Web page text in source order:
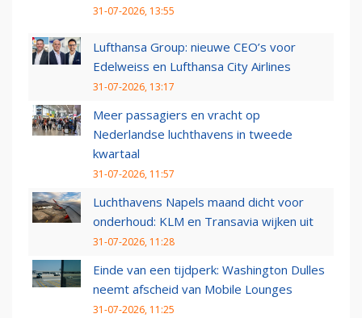
31-07-2026, 13:55
Lufthansa Group: nieuwe CEO’s voor
Edelweiss en Lufthansa City Airlines
31-07-2026, 13:17
Meer passagiers en vracht op
Nederlandse luchthavens in tweede
kwartaal
31-07-2026, 11:57
Luchthavens Napels maand dicht voor
onderhoud: KLM en Transavia wijken uit
31-07-2026, 11:28
Einde van een tijdperk: Washington Dulles
neemt afscheid van Mobile Lounges
31-07-2026, 11:25